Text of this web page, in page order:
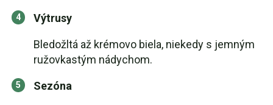
Výtrusy
Bledožltá až krémovo biela, niekedy s jemným
ružovkastým nádychom.
Sezóna